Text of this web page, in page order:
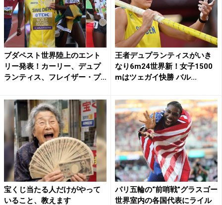
ブダペスト世界陸上のエント
リー発表！カーリー、デュプ
ランティス、フレイザー・プ
王者デュプランティスがいき
なり6m24世界新！女子1500
mはツェガイ快勝 バル...
宝くじ当たる人だけがやって
いること、教えます
パリ五輪の“前哨戦”グラスゴー
世界室内の各国代表にライル